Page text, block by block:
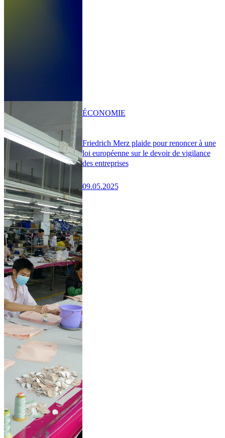
Friedrich Merz plaide pour renoncer à une
loi européenne sur le devoir de vigilance
des entreprises
09.05.2025
ÉCONOMIE